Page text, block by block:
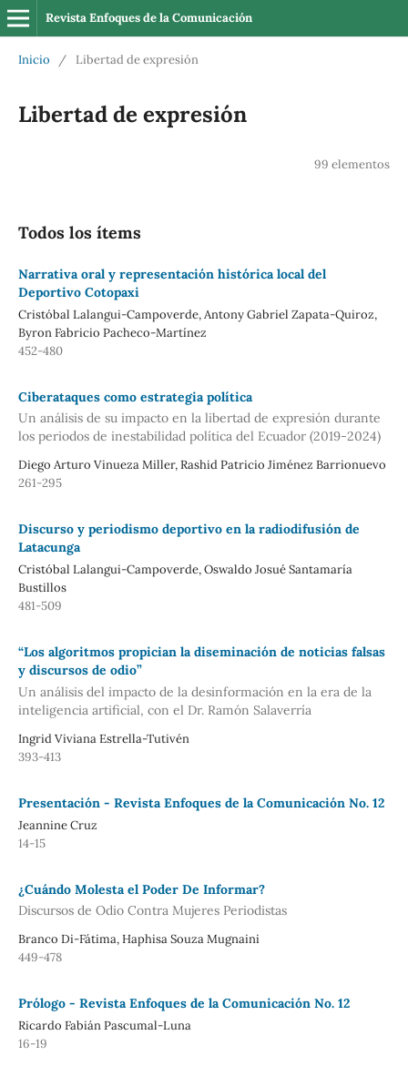
Revista Enfoques de la Comunicación
Inicio / Libertad de expresión
Libertad de expresión
99 elementos
Todos los ítems
Narrativa oral y representación histórica local del
Deportivo Cotopaxi
Cristóbal Lalangui-Campoverde, Antony Gabriel Zapata-Quiroz,
Byron Fabricio Pacheco-Martínez
452-480
Ciberataques como estrategia política
Un análisis de su impacto en la libertad de expresión durante
los periodos de inestabilidad política del Ecuador (2019-2024)
Diego Arturo Vinueza Miller, Rashid Patricio Jiménez Barrionuevo
261-295
Discurso y periodismo deportivo en la radiodifusión de
Latacunga
Cristóbal Lalangui-Campoverde, Oswaldo Josué Santamaría
Bustillos
481-509
“Los algoritmos propician la diseminación de noticias falsas
y discursos de odio”
Un análisis del impacto de la desinformación en la era de la
inteligencia artificial, con el Dr. Ramón Salaverría
Ingrid Viviana Estrella-Tutivén
393-413
Presentación - Revista Enfoques de la Comunicación No. 12
Jeannine Cruz
14-15
¿Cuándo Molesta el Poder De Informar?
Discursos de Odio Contra Mujeres Periodistas
Branco Di-Fátima, Haphisa Souza Mugnaini
449-478
Prólogo - Revista Enfoques de la Comunicación No. 12
Ricardo Fabián Pascumal-Luna
16-19